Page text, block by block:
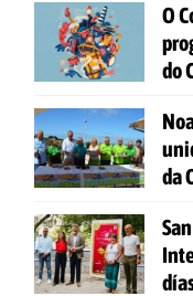
O
do
da